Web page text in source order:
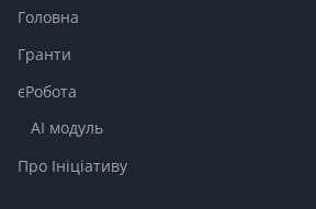
Головна
Гранти
єРобота
AI модуль
Про Ініціативу